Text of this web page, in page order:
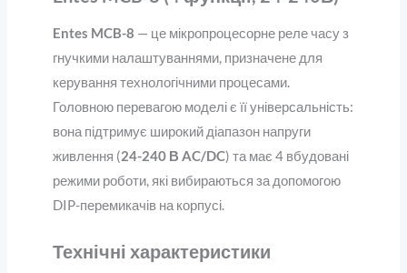
Entes MCB-8 — це мікропроцесорне реле часу з
гнучкими налаштуваннями, призначене для
керування технологічними процесами.
Головною перевагою моделі є її універсальність:
вона підтримує широкий діапазон напруги
живлення (24-240 В AC/DC) та має 4 вбудовані
режими роботи, які вибираються за допомогою
DIP-перемикачів на корпусі.
Технічні характеристики